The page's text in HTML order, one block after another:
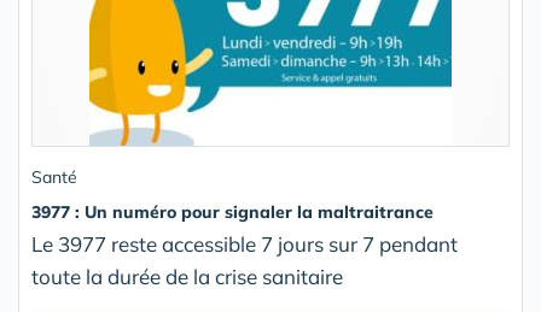
Santé
3977 : Un numéro pour signaler la maltraitrance
Le 3977 reste accessible 7 jours sur 7 pendant
toute la durée de la crise sanitaire